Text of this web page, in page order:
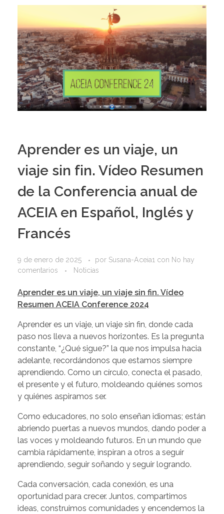
Aprender es un viaje, un
viaje sin fin. Vídeo Resumen
de la Conferencia anual de
ACEIA en Español, Inglés y
Francés
9 de enero de 2025 por Susana-Aceia1 con No hay
comentarios
Noticias
Aprender es un viaje, un viaje sin fin. Vídeo
Resumen ACEIA Conference 2024
Aprender es un viaje, un viaje sin fin, donde cada
paso nos lleva a nuevos horizontes. Es la pregunta
constante, “¿Qué sigue?” la que nos impulsa hacia
adelante, recordándonos que estamos siempre
aprendiendo. Como un círculo, conecta el pasado,
el presente y el futuro, moldeando quiénes somos
y quiénes aspiramos ser.
Como educadores, no solo enseñan idiomas; están
abriendo puertas a nuevos mundos, dando poder a
las voces y moldeando futuros. En un mundo que
cambia rápidamente, inspiran a otros a seguir
aprendiendo, seguir soñando y seguir logrando.
Cada conversación, cada conexión, es una
oportunidad para crecer. Juntos, compartimos
ideas, construimos comunidades y encendemos la